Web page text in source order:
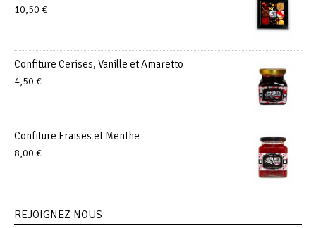
10,50 €
Confiture Cerises, Vanille et Amaretto
4,50 €
Confiture Fraises et Menthe
8,00 €
REJOIGNEZ-NOUS